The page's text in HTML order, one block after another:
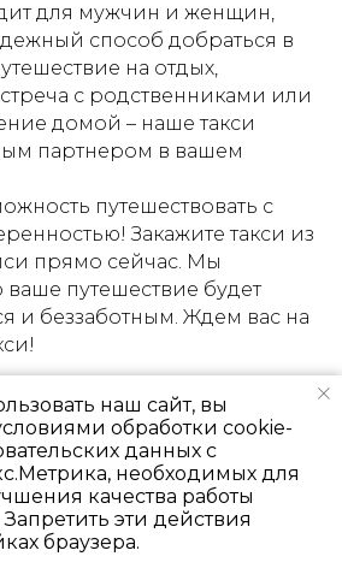
для мужчин и женщин,
способ добраться в
на отдых,
с родственниками или
домой – наше такси
партнером в вашем
путешествовать с
Закажите такси из
прямо сейчас. Мы
ваше путешествие будет
и беззаботным. Ждем вас на
наш сайт, вы
обработки cookie-
данных с
необходимых для
качества работы
эти действия
браузера.